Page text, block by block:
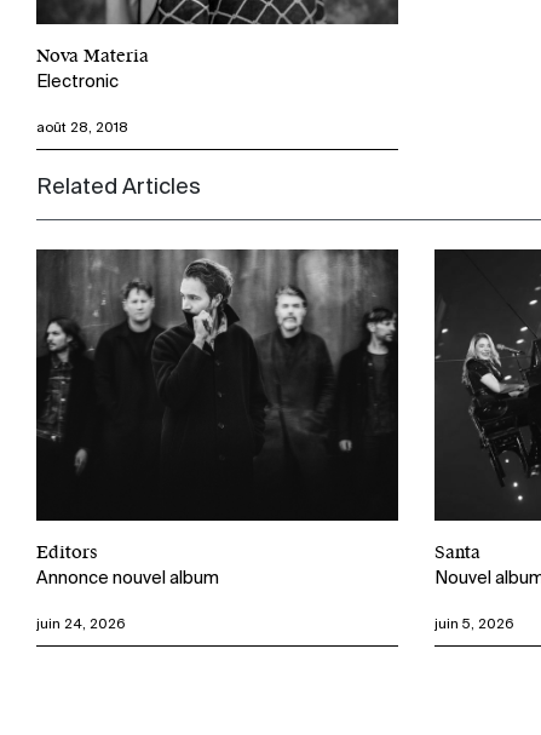
Nova Materia
Electronic
août 28, 2018
Related Articles
Editors
Annonce nouvel album
juin 24, 2026
Santa
Nouvel
juin 5, 2026